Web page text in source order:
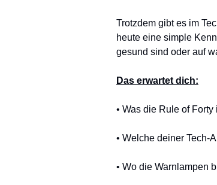
Trotzdem gibt es im
heute eine simple
gesund sind oder auf
Das erwartet dich:
• Was die Rule of
• Welche deiner Tech-
• Wo die Warnlampen